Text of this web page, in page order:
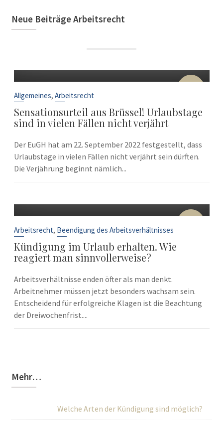
Neue Beiträge Arbeitsrecht
22
Allgemeines, Arbeitsrecht
Sensationsurteil aus Brüssel! Urlaubstage
sind in vielen Fällen nicht verjährt
Der EuGH hat am 22. September 2022 festgestellt, dass
Urlaubstage in vielen Fällen nicht verjährt sein dürften.
Die Verjährung beginnt nämlich...
10
Arbeitsrecht, Beendigung des Arbeitsverhältnisses
Kündigung im Urlaub erhalten. Wie
reagiert man sinnvollerweise?
Arbeitsverhältnisse enden öfter als man denkt.
Arbeitnehmer müssen jetzt besonders wachsam sein.
Entscheidend für erfolgreiche Klagen ist die Beachtung
der Dreiwochenfrist....
Mehr…
Welche Arten der Kündigung sind möglich?